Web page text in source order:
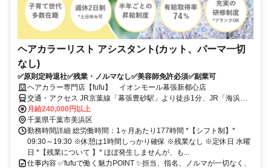
ヘアカラーリスト アシスタント(カット、パーマ一切
なし)
✅原則定時退社✅残業・ノルマなし✅美容師免許必須✅副業可
ヘアカラー専門店【fufu】 イオンモール幕張新都心店
交通・アクセス JR京葉線「幕張豊砂駅」より徒歩1分、JR「海浜幕
張駅」より徒歩10分
月給240,000円以上
千葉県千葉市美浜区
勤務時間詳細 総労働時間：1ヶ月あたり177時間 *【シフト制】*
09:30～19:30 ※休憩は1時間しっかり確保 ※残業なし ※定休日 水曜
日 *【残業について 】* ほぼ発生しませんが、も...
仕事内容 ✅fufuで働く魅力POINT ✨担当、指名、ノルマが一切なく、